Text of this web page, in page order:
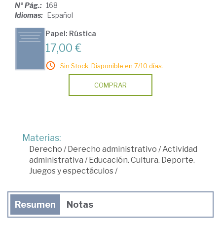
Nº Pág.: 168
Idiomas: Español
Papel: Rústica
17,00 €
Sin Stock. Disponible en 7/10 días.
COMPRAR
Materias:
Derecho /Derecho administrativo /Actividad
administrativa /Educación. Cultura. Deporte.
Juegos y espectáculos /
Resumen Notas